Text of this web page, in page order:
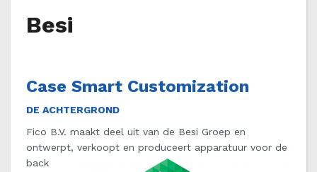
Besi
Case Smart Customization
DE ACHTERGROND
Fico B.V. maakt deel uit van de Besi Groep en
ontwerpt, verkoopt en produceert apparatuur voor de
back